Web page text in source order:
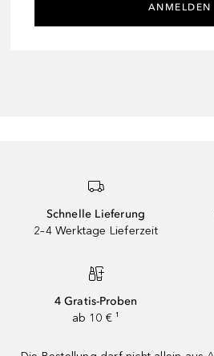
ANMELDEN
Schnelle Lieferung
2–4 Werktage Lieferzeit
4 Gratis-Proben
ab 10 € ¹